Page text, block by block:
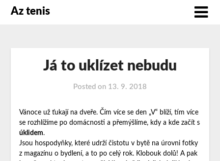
Az tenis
Já to uklízet nebudu
Posted on 13. 9. 2018
Vánoce už ťukají na dveře. Čím více se den „V“ blíží, tím více
se rozhlížíme po domácnosti a přemýšlíme, kdy a kde začít s
úklidem.
Jsou hospodyňky, které udrží čistotu v bytě na úrovni fotky
z magazínu o bydlení, a to po celý rok. Klobouk dolů! A pak